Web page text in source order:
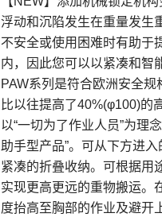
浮动和沉陷发生在重量发生
不安全或使用困难时有助于
内，因此您可以以紧凑和智
PAW系列是符合欧洲安全
比以往提高了40%(φ100)的
以“一切为了作业人员”为理
助手型产品”。可从下方进
紧凑的折叠收纳。可根据用
实现更高更远的重物搬运。
度抬高至胸部的作业及避开